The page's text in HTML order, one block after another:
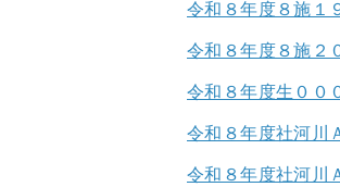
令和８年度８施１
令和８年度８施２
令和８年度生００
令和８年度社河川
令和８年度社河川